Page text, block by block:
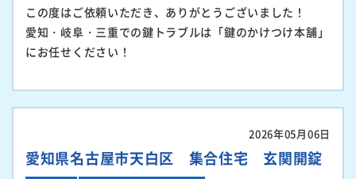
この度はご依頼いただき、ありがとうございました！
愛知・岐阜・三重での鍵トラブルは「鍵のかけつけ本舗」
にお任せください！
2026年05月06日
愛知県名古屋市天白区 集合住宅 玄関開錠